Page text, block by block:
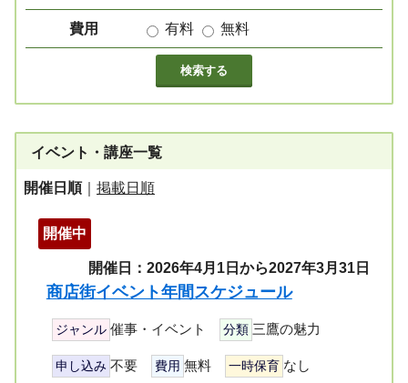
費用 有料 無料
イベント・講座一覧
開催日順｜ 掲載日順
開催中
開催日：2026年4月1日から2027年3月31日
商店街イベント年間スケジュール
ジャンル 催事・イベント 分類 三鷹の魅力
申し込み 不要 費用 無料 一時保育 なし